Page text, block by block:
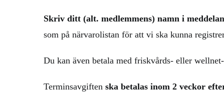
Skriv ditt (alt. medlemmens) namn i
som på närvarolistan för att vi ska kunna
Du kan även betala med friskvårds- eller
Terminsavgiften ska betalas inom 2 veckor